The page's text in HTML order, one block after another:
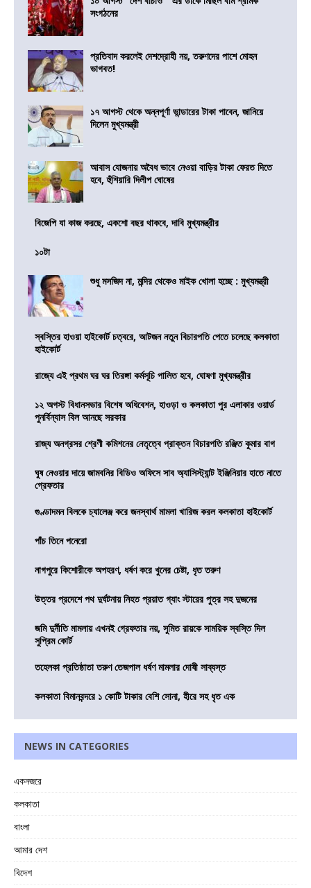
সংগঠনের
প্রতিবাদ করলেই দেশদ্রোহী নয়, তরুণদের পাশে মোহন
ভাগবত!
১৭ আগস্ট থেকে অন্নপূর্ণা ভান্ডারের টাকা পাবেন, জানিয়ে
দিলেন মুখ্যমন্ত্রী
আবাস যোজনায় অবৈধ ভাবে নেওয়া বাড়ির টাকা ফেরত দিতে
হবে, হুঁশিয়ারি দিলীপ ঘোষের
বিজেপি যা কাজ করছে, একশো বছর থাকবে, দাবি মুখ্যমন্ত্রীর
১০টা
শুধু মসজিদ না, মন্দির থেকেও মাইক খোলা হচ্ছে : মুখ্যমন্ত্রী
স্বস্তির হাওয়া হাইকোর্ট চত্বরে, আটজন নতুন বিচারপতি পেতে চলেছে কলকাতা
হাইকোর্ট
রাজ্যে এই প্রথম ঘর ঘর তিরঙ্গা কর্মসূচি পালিত হবে, ঘোষণা মুখ্যমন্ত্রীর
১২ অগস্ট বিধানসভার বিশেষ অধিবেশন, হাওড়া ও কলকাতা পুর এলাকার ওয়ার্ড
পুনর্বিন্যাস বিল আনছে সরকার
রাজ্য অনগ্রসর শ্রেণী কমিশনের নেতৃত্বে প্রাক্তন বিচারপতি রঞ্জিত কুমার বাগ
ঘুষ নেওয়ার দায়ে জামবনির বিডিও অফিসে সাব অ্যাসিস্ট্যান্ট ইঞ্জিনিয়ার হাতে নাতে
গ্রেফতার
গুণ্ডাদমন বিলকে চ্যালেঞ্জ করে জনস্বার্থ মামলা খারিজ করল কলকাতা হাইকোর্ট
পাঁচ তিনে পনেরো
নাগপুরে কিশোরীকে অপহরণ, ধর্ষণ করে খুনের চেষ্টা, ধৃত তরুণ
উত্তর প্রদেশে পথ দুর্ঘটনায় নিহত প্রয়াত গ্যাং স্টারের পুত্র সহ দুজনের
জমি দুর্নীতি মামলায় এখনই গ্রেফতার নয়, সুমিত রায়কে সাময়িক স্বস্তি দিল
সুপ্রিম কোর্ট
তহেলকা প্রতিষ্ঠাতা তরুণ তেজপাল ধর্ষণ মামলার দোষী সাব্যস্ত
কলকাতা বিমানবন্দরে ১ কোটি টাকার বেশি সোনা, হীরে সহ ধৃত এক
NEWS IN CATEGORIES
একনজরে
কলকাতা
বাংলা
আমার দেশ
বিদেশ